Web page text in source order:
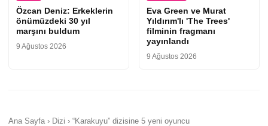
Özcan Deniz: Erkeklerin
önümüzdeki 30 yıl
marşını buldum
9 Ağustos 2026
Eva Green ve Murat
Yıldırım'lı 'The Trees'
filminin fragmanı
yayınlandı
9 Ağustos 2026
Ana Sayfa › Dizi › “Karakuyu” dizisine 5 yeni oyuncu